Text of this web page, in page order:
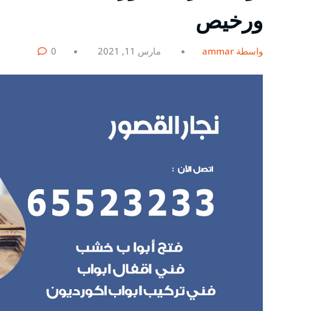
ورخيص
بواسطة ammar مارس 11, 2021 0